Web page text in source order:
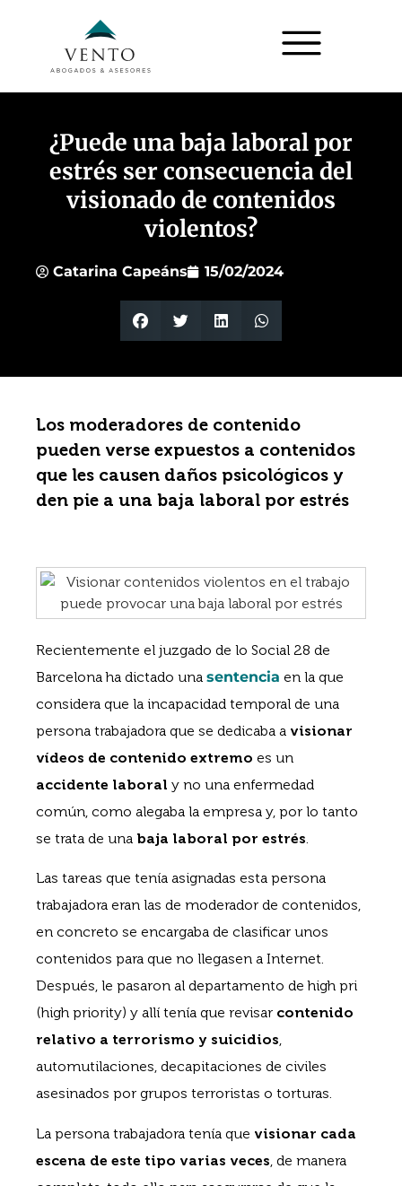
¿Puede una baja laboral por
estrés ser consecuencia del
visionado de contenidos
violentos?
Catarina Capeáns 15/02/2024
Los moderadores de contenido
pueden verse expuestos a contenidos
que les causen daños psicológicos y
den pie a una baja laboral por estrés
Recientemente el juzgado de lo Social 28 de
Barcelona ha dictado una sentencia en la que
considera que la incapacidad temporal de una
persona trabajadora que se dedicaba a visionar
vídeos de contenido extremo es un
accidente laboral y no una enfermedad
común, como alegaba la empresa y, por lo tanto
se trata de una baja laboral por estrés.
Las tareas que tenía asignadas esta persona
trabajadora eran las de moderador de contenidos,
en concreto se encargaba de clasificar unos
contenidos para que no llegasen a Internet.
Después, le pasaron al departamento de high pri
(high priority) y allí tenía que revisar contenido
relativo a terrorismo y suicidios,
automutilaciones, decapitaciones de civiles
asesinados por grupos terroristas o torturas.
La persona trabajadora tenía que visionar cada
escena de este tipo varias veces , de manera